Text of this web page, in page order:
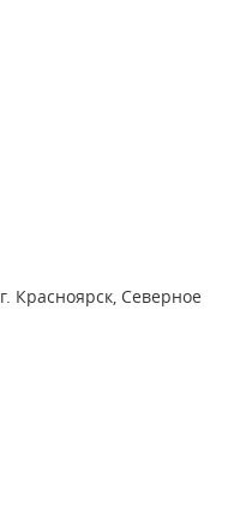
г. Красноярск, Северное